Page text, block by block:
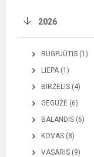
2026
RUGPJŪTIS (1)
LIEPA (1)
BIRŽELIS (4)
GEGUŽĖ (6)
BALANDIS (6)
KOVAS (8)
VASARIS (9)